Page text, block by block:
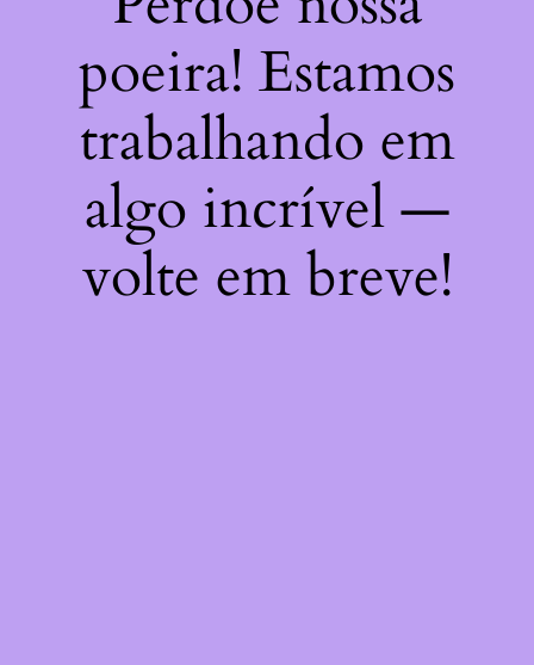
poeira! Estamos
trabalhando em
algo incrível —
volte em breve!